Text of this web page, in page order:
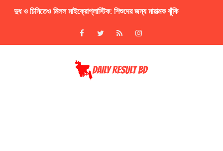
দুধ ও চিনিতেও মিলল মাইক্রোপ্লাস্টিক: শিশুদের জন্য মারাত্মক ঝুঁকি
ডিগ্রি ২য় বর্ষ পরীক্ষার রেজাল্ট 2026 প্রকাশ NU Degree 2nd Year
২০২৫ সালের অনার্স ২য় বর্ষের ফরম পূরণের বিজ্ঞপ্তি NU Honours 2nd